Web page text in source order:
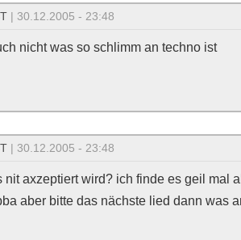
| 30.12.2005 - 23:48
nicht was so schlimm an techno ist
| 30.12.2005 - 23:48
nit axzeptiert wird? ich finde es geil mal
aber bitte das nächste lied dann was